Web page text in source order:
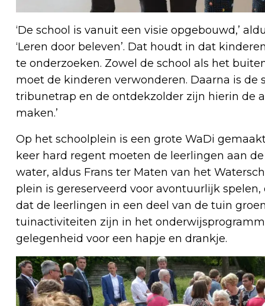
‘De school is vanuit een visie opgebouwd,’
‘Leren door beleven’. Dat houdt in dat
te onderzoeken. Zowel de school als het
moet de kinderen verwonderen. Daarna is
tribunetrap en de ontdekzolder zijn hierin de
maken.’
Op het schoolplein is een grote WaDi
keer hard regent moeten de leerlingen aan
water, aldus Frans ter Maten van het
plein is gereserveerd voor avontuurlijk
dat de leerlingen in een deel van de tuin
tuinactiviteiten zijn in het
gelegenheid voor een hapje en drankje.